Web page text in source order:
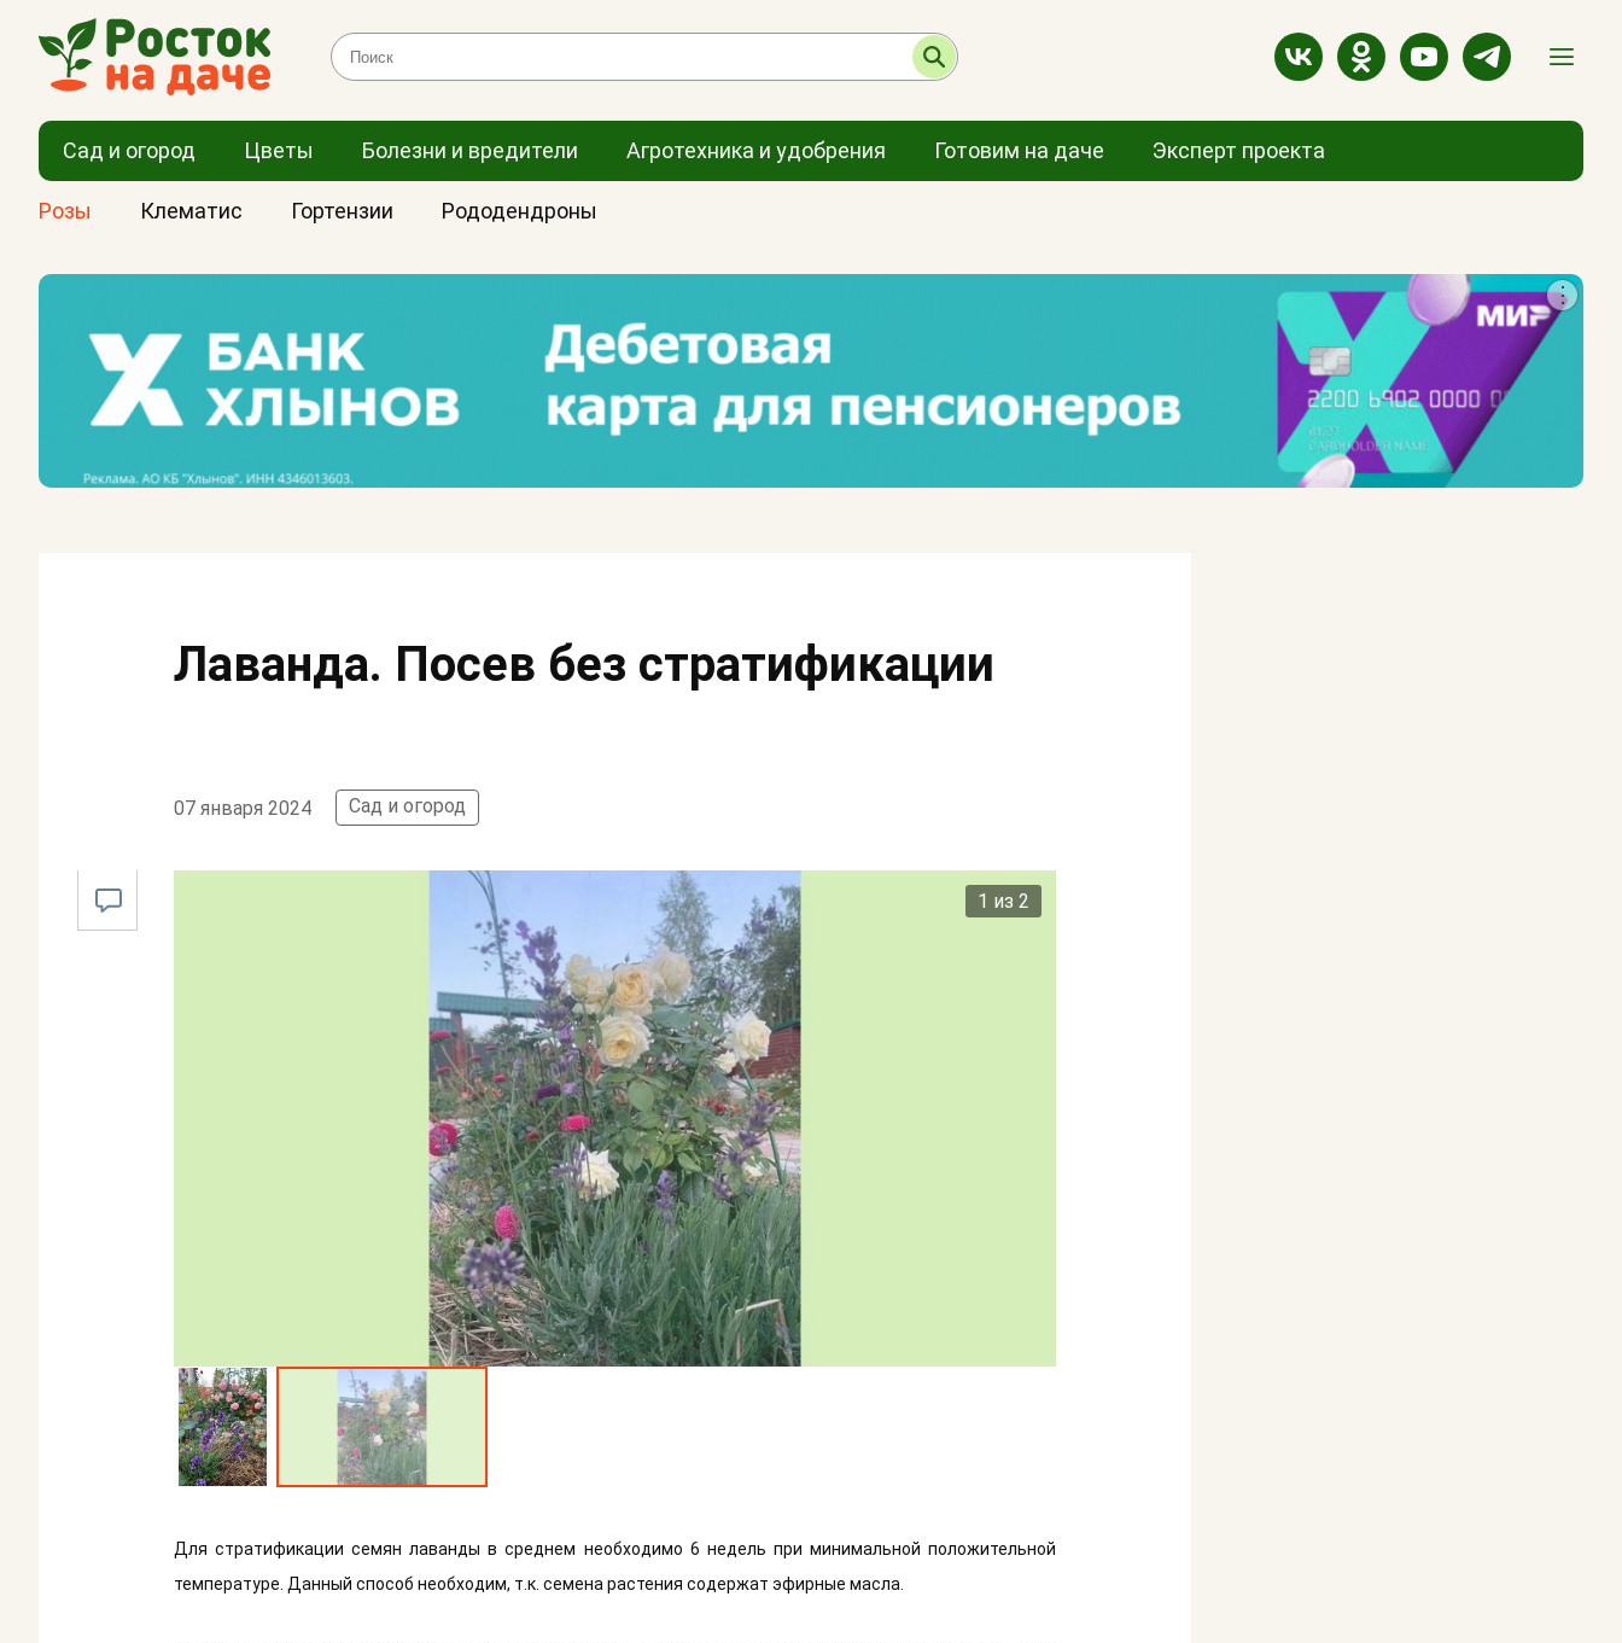
Сад и огород Цветы Болезни и вредители Агротехника и удобрения Готовим на даче Эксперт проекта
Розы Клематис Гортензии Рододендроны
Лаванда. Посев без стратификации
07 января 2024 Сад и огород
2 из 2
Для стратификации семян лаванды в среднем необходимо 6 недель при минимальной положительной
температуре. Данный способ необходим, т.к. семена растения содержат эфирные масла.